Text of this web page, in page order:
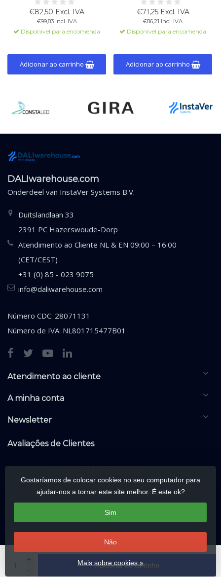
Adicionar ao carrinho
de até 2kW e prolonga a vida útil
através da comutação por zero
€82,50 Excl. IVA
€99,83 Incl. IVA
Disponível para encomenda
Adicionar ao carrinho
permanentes até 2kW.
Certificado DALI-2, configurável
€71,25 Excl. IVA
€86,21 Incl. IVA
Disponível para encomenda
Adicionar ao carrinho
DALIwarehouse.com
Onderdeel van InstaVer Systems B.V.
Duitslandlaan 33
2391 PC Hazerswoude-Dorp
Atendimento ao Cliente NL & EN 09:00 – 16:00
(CET/CEST)
+31 (0) 85 - 023 9075
info@daliwarehouse.com
Número CDC: 28071131
Número de IVA: NL801715477B01
Atendimento ao cliente
A minha conta
Newsletter
Avaliações de Clientes
Gostaríamos de colocar cookies no seu computador para
ajudar-nos a tornar este site melhor. É este ok?
Sim
Não
Mais sobre cookies »
voorbehouden